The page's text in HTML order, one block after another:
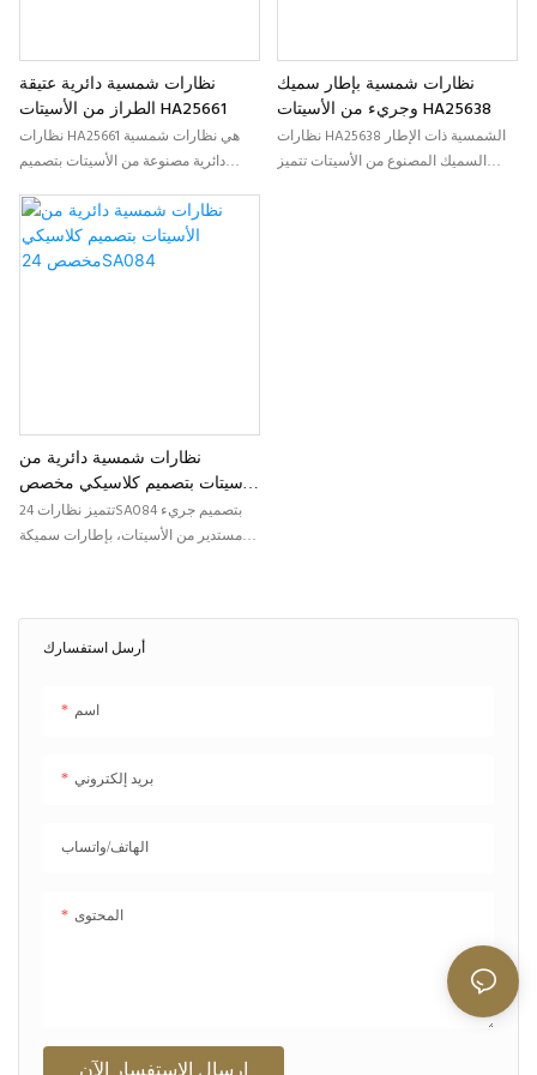
أرسل استفسارك
اسم
بريد إلكتروني
الهاتف/واتساب
المحتوى
نظارات شمسية دائرية عتيقة
الطراز من الأسيتات HA25661
نظارات HA25661 هي نظارات شمسية
دائرية مصنوعة من الأسيتات بتصميم
جماليات خالدة وخيارات تخصيص عصرية.
مثالية للعلامات التجارية التي تبحث عن
نظارات أسيتات مميزة بتصميمات
نظارات شمسية بإطار سميك
وجريء من الأسيتات HA25638
نظارات HA25638 الشمسية ذات الإطار
السميك المصنوع من الأسيتات تتميز
نظارات شمسية دائرية من
الأسيتات بتصميم كلاسيكي مخصص
24SA084 تتميز نظارات 24SA084 بتصميم جريء
مستدير من الأسيتات، بإطارات سميكة
الفاخرة والتصميم العصري، مما يجعلها
مثالية للعلامات التجارية التي تُطوّر
مجموعات نظارات مميزة مع دعم كامل